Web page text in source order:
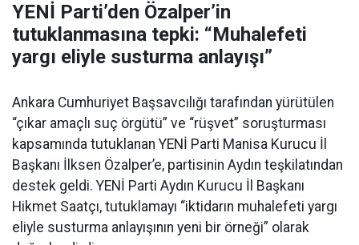
YENİ Parti’den Özalper’in
tutuklanmasına tepki: “Muhalefeti
yargı eliyle susturma anlayışı”
Ankara Cumhuriyet Başsavcılığı tarafından yürütülen
“çıkar amaçlı suç örgütü” ve “rüşvet” soruşturması
kapsamında tutuklanan YENİ Parti Manisa Kurucu İl
Başkanı İlksen Özalper’e, partisinin Aydın teşkilatından
destek geldi. YENİ Parti Aydın Kurucu İl Başkanı
Hikmet Saatçı, tutuklamayı “iktidarın muhalefeti yargı
eliyle susturma anlayışının yeni bir örneği” olarak